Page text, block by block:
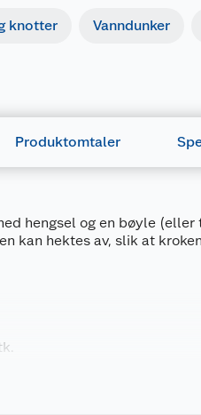
knotter Vanndunker
Produktomtaler
hengsel og en bøyle
kan hektes av, slik at